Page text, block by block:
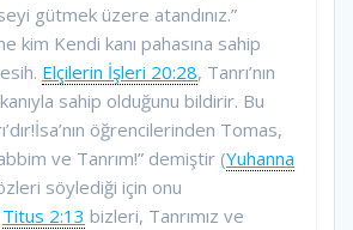
gütmek üzere atandınız.”
kim Kendi kanı pahasına sahip
Elçilerin İşleri 20:28, Tanrı’nın
sahip olduğunu bildirir. Bu
öğrencilerinden Tomas,
ve Tanrım!” demiştir (Yuhanna
söylediği için onu
Titus 2:13 bizleri, Tanrımız ve